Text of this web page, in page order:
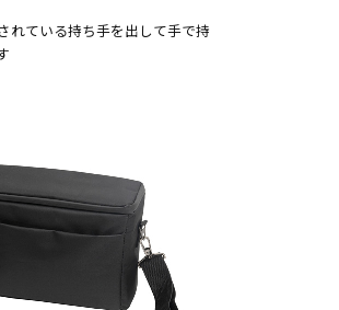
れている持ち手を出して手で持